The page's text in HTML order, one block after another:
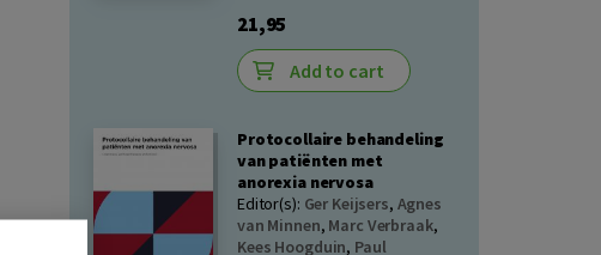
21,95
Add to cart
Protocollaire behandeling
van patiënten met
anorexia nervosa
Editor(s): Ger Keijsers, Agnes
van Minnen, Marc Verbraak,
Kees Hoogduin, Paul